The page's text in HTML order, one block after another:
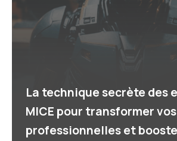
La technique secrète des
MICE pour transformer
professionnelles et